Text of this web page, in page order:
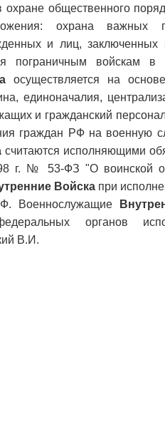
общественного
охрана важных
и лиц,
пограничным войскам в
осуществляется на
единоначалия,
и гражданский
граждан РФ на военную
считаются исполняющими
г. № 53-ФЗ "О воинской
Войска при
Военнослужащие
органов
В.И.